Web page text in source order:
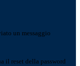
un messaggio
il reset della password